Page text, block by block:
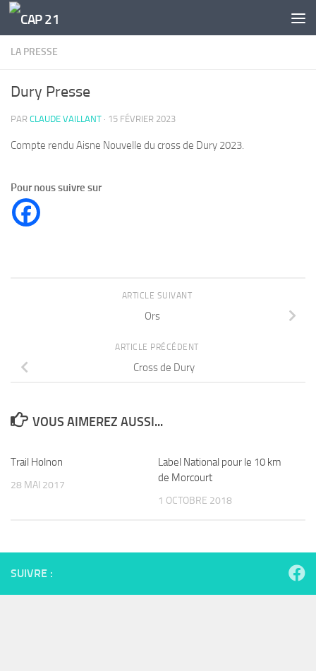
Skip to content
LA PRESSE
Dury Presse
PAR CLAUDE VAILLANT · 15 FÉVRIER 2023
Compte rendu Aisne Nouvelle du cross de Dury 2023.
Pour nous suivre sur
ARTICLE SUIVANT
Ors
ARTICLE PRÉCÉDENT
Cross de Dury
VOUS AIMEREZ AUSSI...
Trail Holnon
28 MAI 2017
Label National pour le 10 km
de Morcourt
1 OCTOBRE 2018
SUIVRE :